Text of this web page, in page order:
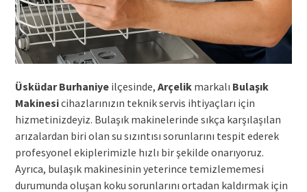
Üsküdar Burhaniyeilçesinde, Arçelikmarkalı Bulaşık
Makinesicihazlarınızın teknik servis ihtiyaçları için
hizmetinizdeyiz. Bulaşık makinelerinde sıkça karşılaşılan
arızalardan biri olan su sızıntısı sorunlarını tespit ederek
profesyonel ekiplerimizle hızlı bir şekilde onarıyoruz.
Ayrıca, bulaşık makinesinin yeterince temizlememesi
durumunda oluşan koku sorunlarını ortadan kaldırmak için